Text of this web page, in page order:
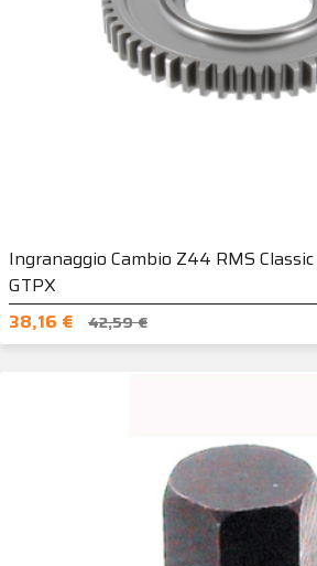
Ingranaggio Cambio Z44 RMS
GTPX
38,16 €
42,59 €